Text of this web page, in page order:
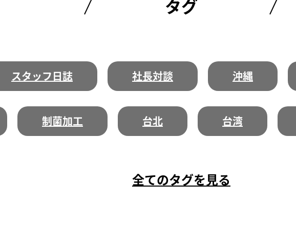
タグ
スタッフ日誌 社長対談 沖縄
制菌加工 台北 台湾
全てのタグを見る